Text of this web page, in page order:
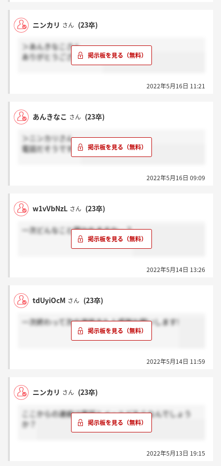
ニンカリ さん (23卒)
＞あんきなこさん
ありがとうございます！
2022年5月16日 11:21
あんきなこ さん (23卒)
＞ニンカリさん
電話だそうです！
2022年5月16日 09:09
w1vVbNzL さん (23卒)
一次どんなこと聞かれますか…？
2022年5月14日 13:26
tdUyiOcM さん (23卒)
一次終わって次の連絡きた人感謝お願いします!
2022年5月14日 11:59
ニンカリ さん (23卒)
ここからの連絡は電話とメールどちらなんでしょう
か？
2022年5月13日 19:15